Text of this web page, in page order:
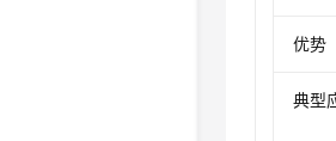
优势
典型